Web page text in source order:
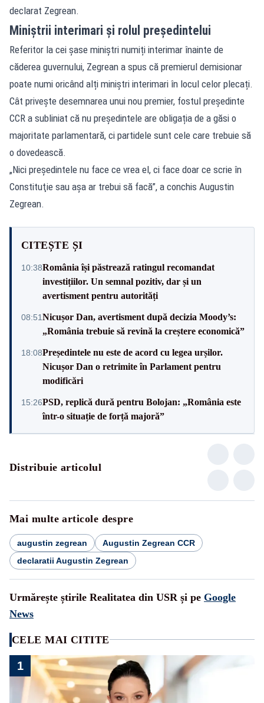
declarat Zegrean.
Miniștrii interimari și rolul președintelui
Referitor la cei șase miniștri numiți interimar înainte de
căderea guvernului, Zegrean a spus că premierul demisionar
poate numi oricând alți miniștri interimari în locul celor plecați.
Cât privește desemnarea unui nou premier, fostul președinte
CCR a subliniat că nu președintele are obligația de a găsi o
majoritate parlamentară, ci partidele sunt cele care trebuie să
o dovedească.
„Nici preşedintele nu face ce vrea el, ci face doar ce scrie în
Constituţie sau aşa ar trebui să facă”, a conchis Augustin
Zegrean.
CITEȘTE ȘI
10:38România își păstrează ratingul recomandat
investițiilor. Un semnal pozitiv, dar și un
avertisment pentru autorități
08:51Nicușor Dan, avertisment după decizia Moody’s:
„România trebuie să revină la creștere economică”
18:08Președintele nu este de acord cu legea urșilor.
Nicușor Dan o retrimite în Parlament pentru
modificări
15:26PSD, replică dură pentru Bolojan: „România este
într-o situație de forță majoră”
Distribuie articolul
Mai multe articole despre
augustin zegrean
Augustin Zegrean CCR
declaratii Augustin Zegrean
Urmărește știrile Realitatea din USR și pe Google
News
CELE MAI CITITE
1